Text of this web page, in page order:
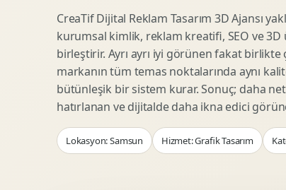
Sepet Odeme UX
Pazaryeri Marka Magazasi
Eticaret SEO Altyapisi
App Landing Page
Form Optimizasyonu
Sales Page Tasarimi
Mikro Animasyon Tasarimi
Interaktif Kampanya
CreaTif Dijital Reklam Tasarım 3D Ajansı
kurumsal kimlik, reklam kreatifi, SEO ve
birleştirir. Ayrı ayrı iyi görünen fakat birlikte
markanın tüm temas noktalarında aynı
bütünleşik bir sistem kurar. Sonuç; daha
hatırlanan ve dijitalde daha ikna edici
Lokasyon: Samsun Hizmet: Grafik Tasarım